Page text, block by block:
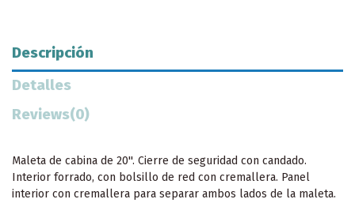
Descripción
Detalles
Reviews(0)
Maleta de cabina de 20''. Cierre de seguridad con candado.
Interior forrado, con bolsillo de red con cremallera. Panel
interior con cremallera para separar ambos lados de la maleta.